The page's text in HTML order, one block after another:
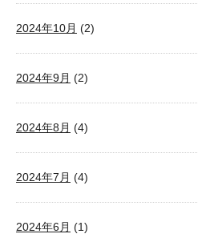
2024年10月 (2)
2024年9月 (2)
2024年8月 (4)
2024年7月 (4)
2024年6月 (1)